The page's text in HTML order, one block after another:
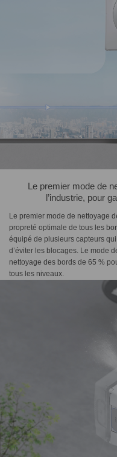
Le premier mode de
l’industrie, pour
Le premier mode de nettoyage
propreté optimale de tous les
équipé de plusieurs capteurs
d’éviter les blocages. Le mode
nettoyage des bords de 65 %
tous les niveaux.